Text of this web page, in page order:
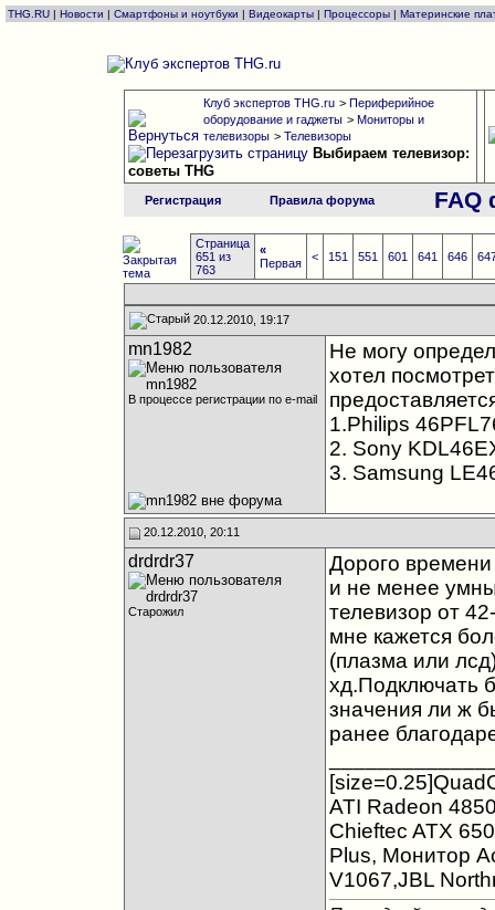
THG.RU | Новости | Смартфоны и ноутбуки | Видеокарты | Процессоры | Материнские
Клуб экспертов THG.ru > Периферийное
оборудование и гаджеты > Мониторы и
телевизоры > Телевизоры
Выбираем телевизор:
советы THG
Регистрация Правила форума FAQ
Страница
651 из
763
«
Первая
< 151 551 601 641 646
20.12.2010, 19:17
mn1982
В процессе регистрации по e-mail
Не могу
хотел
1.Philips
2. Sony
3. Samsung
20.12.2010, 20:11
drdrdr37
Старожил
Дорого времени
и не менее
телевизор от
мне кажется
(плазма или
хд.Подключать
значения ли ж
ранее
ATI Radeon
Chieftec ATX
Plus, Монитор
V1067,JBL